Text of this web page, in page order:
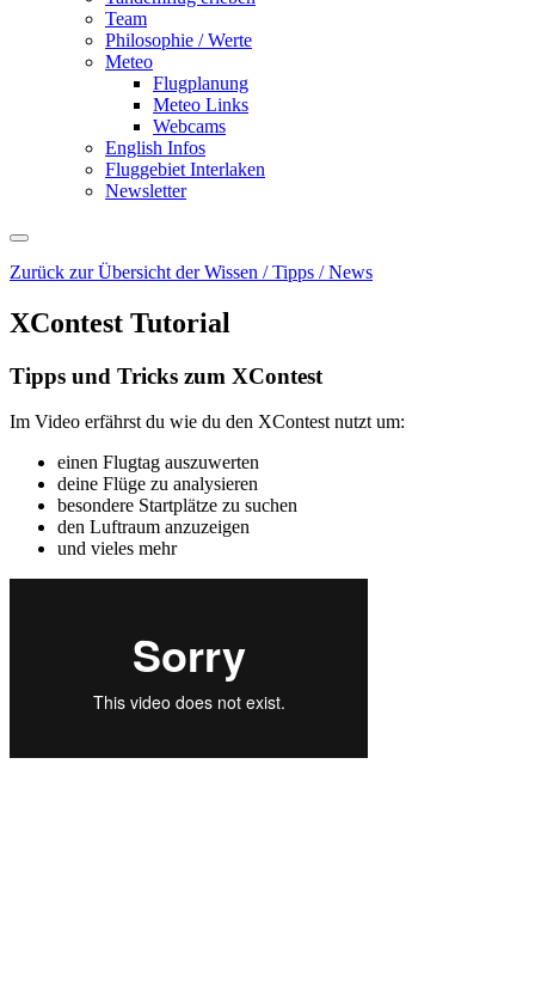
Team
Philosophie / Werte
Meteo
Flugplanung
Meteo Links
Webcams
English Infos
Fluggebiet Interlaken
Newsletter
Zurück zur Übersicht der Wissen / Tipps / News
XContest Tutorial
Tipps und Tricks zum XContest
Im Video erfährst du wie du den XContest nutzt um:
einen Flugtag auszuwerten
deine Flüge zu analysieren
besondere Startplätze zu suchen
den Luftraum anzuzeigen
und vieles mehr